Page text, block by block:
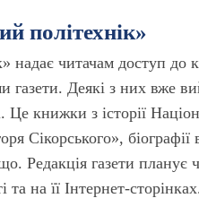
політехнік»
надає читачам доступ
газети. Деякі з них
книжки з історії
Сікорського»,
Редакція газети
на її Інтернет-